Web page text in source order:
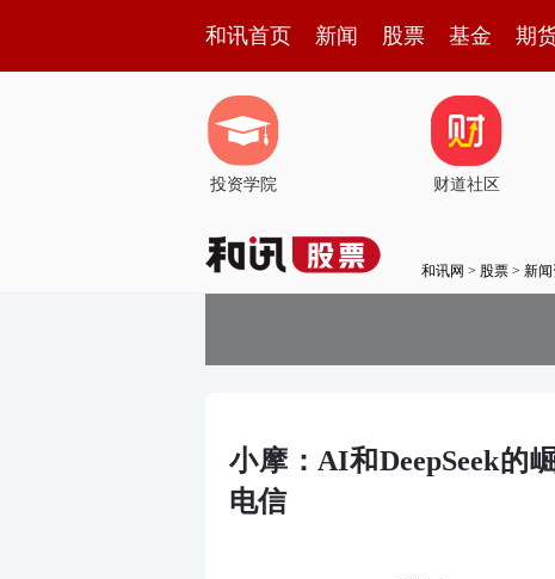
和讯首页 新闻 股票 基金 期
投资学院 财道社区
和讯网 > 股票 > 新
小摩：AI和DeepSeek的
电信